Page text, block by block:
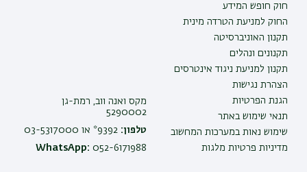
חוק חופש המידע
החוק למניעת הטרדה מינית
תקנון האוניברסיטה
תקנונים ונהלים
תקנון למניעת ניגוד אינטרסים
הצהרת נגישות
הגנת הפרטיות
תנאי שימוש באתר
שימוש נאות במערכות המחשוב
מדיניות פרטיות מלגות
מקס ואנה ווב, רמת-גן
5290002
טלפון:
WhatsApp: 052-6171988